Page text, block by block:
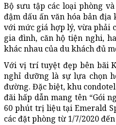
Bộ sưu tập các loại phòng
đậm dấu ấn văn hóa bản
với mức giá hợp lý, vừa phải
gia đình, căn hộ tiện nghi,
khác nhau của du khách đủ
Với vị trí tuyệt đẹp bên bãi
nghỉ dưỡng là sự lựa chọn
đường. Đặc biệt, khu
đãi hấp dẫn mang tên “Gói
60 phút trị liệu tại Emerald
các đặt phòng từ 1/7/2020